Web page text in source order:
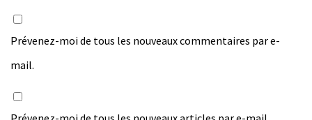
Prévenez-moi de tous les nouveaux commentaires par e-
mail.